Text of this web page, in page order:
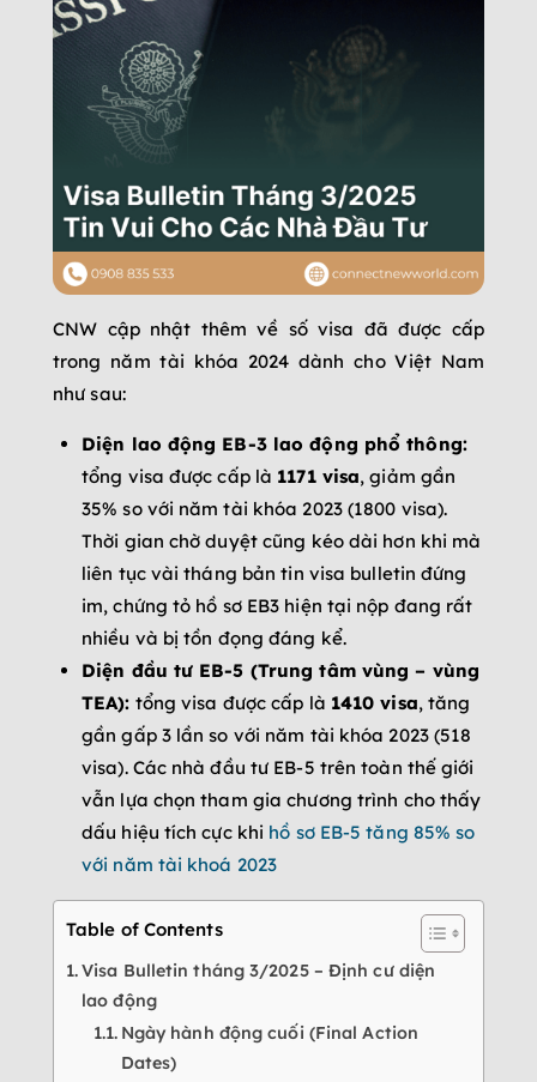
CNW cập nhật thêm về số visa đã được cấp
trong năm tài khóa 2024 dành cho Việt Nam
như sau:
Diện lao động EB-3 lao động phổ thông:
tổng visa được cấp là 1171 visa, giảm gần
35% so với năm tài khóa 2023 (1800 visa).
Thời gian chờ duyệt cũng kéo dài hơn khi mà
liên tục vài tháng bản tin visa bulletin đứng
im, chứng tỏ hồ sơ EB3 hiện tại nộp đang rất
nhiều và bị tồn đọng đáng kể.
Diện đầu tư EB-5 (Trung tâm vùng – vùng
TEA): tổng visa được cấp là 1410 visa, tăng
gần gấp 3 lần so với năm tài khóa 2023 (518
visa). Các nhà đầu tư EB-5 trên toàn thế giới
vẫn lựa chọn tham gia chương trình cho thấy
dấu hiệu tích cực khi hồ sơ EB-5 tăng 85% so
với năm tài khoá 2023
Table of Contents
Visa Bulletin tháng 3/2025 – Định cư diện
lao động
Ngày hành động cuối (Final Action
Dates)